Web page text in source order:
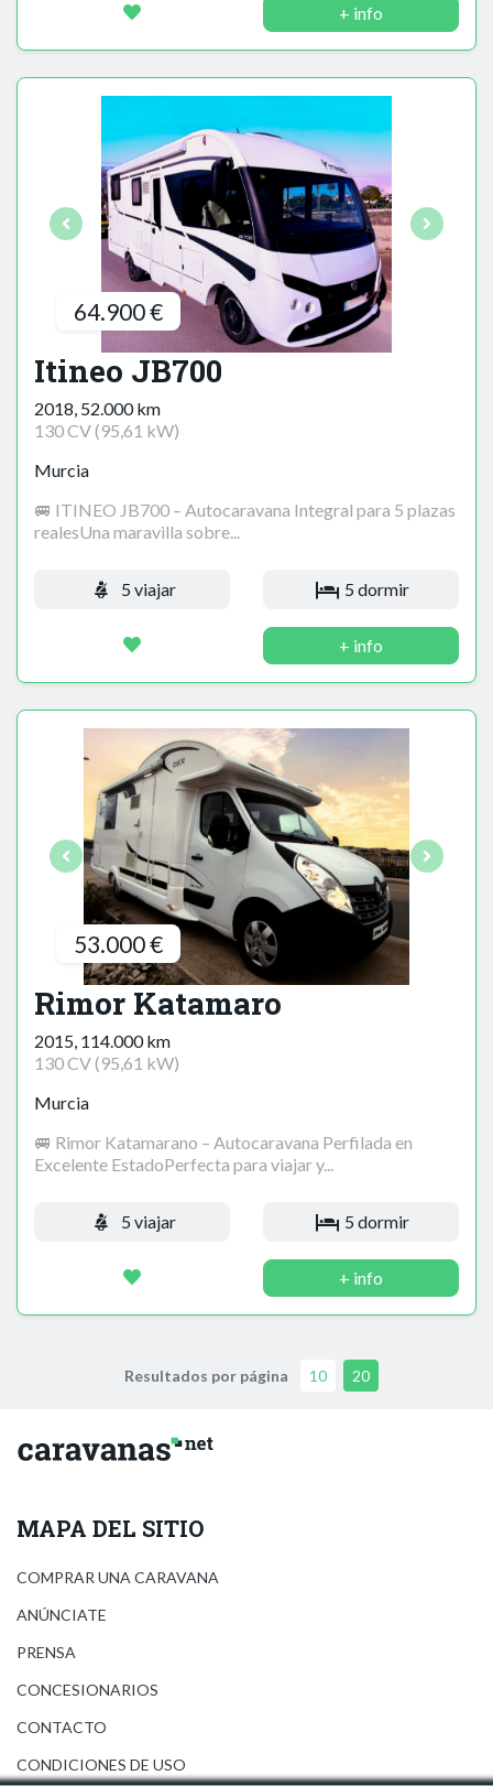
+ info
64.900 €
Itineo JB700
2018, 52.000 km
130 CV (95,61 kW)
Murcia
🚐 ITINEO JB700 – Autocaravana Integral para 5 plazas
realesUna maravilla sobre...
5 viajar 5 dormir
+ info
53.000 €
Rimor Katamaro
2015, 114.000 km
130 CV (95,61 kW)
Murcia
🚐 Rimor Katamarano – Autocaravana Perfilada en
Excelente EstadoPerfecta para viajar y...
5 viajar 5 dormir
+ info
Resultados por página 10 20
MAPA DEL SITIO
COMPRAR UNA CARAVANA
ANÚNCIATE
PRENSA
CONCESIONARIOS
CONTACTO
CONDICIONES DE USO